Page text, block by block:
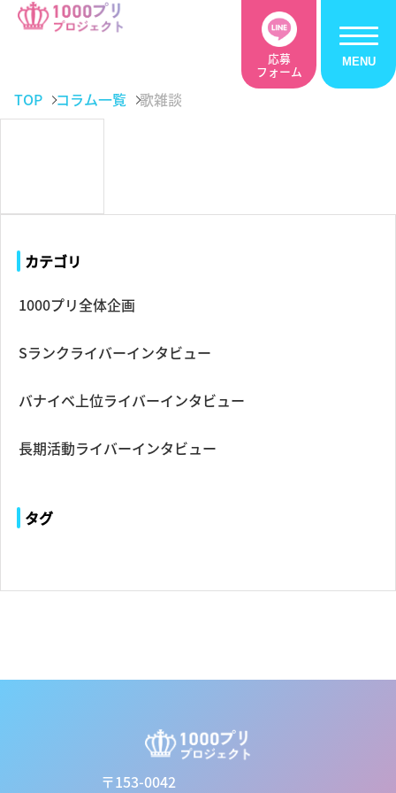
応募
フォーム
TOP コラム一覧 歌雑談
カテゴリ
1000プリ全体企画
Sランクライバーインタビュー
バナイベ上位ライバーインタビュー
長期活動ライバーインタビュー
タグ
〒153-0042